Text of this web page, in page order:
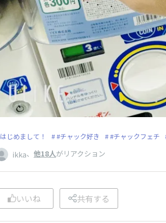
はじめまして！ #チャック好き #チャックフェチ
ikka、 他18人がリアクション
いいね 共有する